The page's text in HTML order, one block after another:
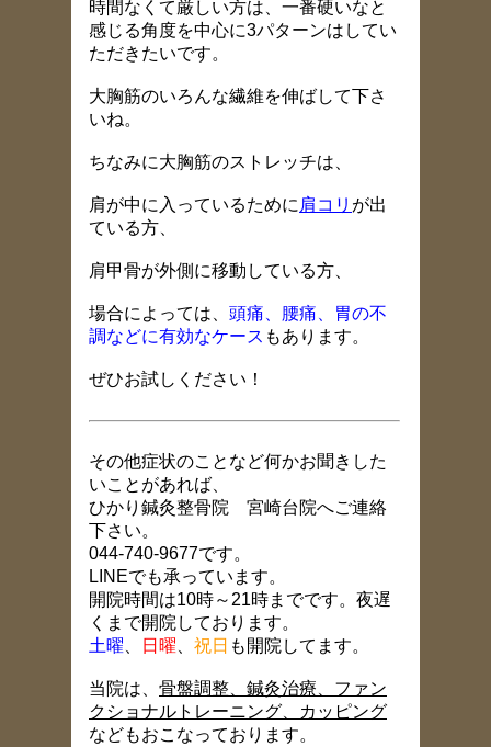
時間なくて厳しい方は、一番硬いなと
感じる角度を中心に3パターンはしてい
ただきたいです。
大胸筋のいろんな繊維を伸ばして下さ
いね。
ちなみに大胸筋のストレッチは、
肩が中に入っているために 肩コリ が出
ている方、
肩甲骨が外側に移動している方、
場合によっては、 頭痛、腰痛、胃の不
調などに有効なケース もあります。
ぜひお試しください！
その他症状のことなど何かお聞きした
いことがあれば、
ひかり鍼灸整骨院 宮崎台院へご連絡
下さい。
044-740-9677です。
LINEでも承っています。
開院時間は10時～21時までです。夜遅
くまで開院しております。
土曜
日曜 祝日 も開院してます。
当院は、 骨盤調整、鍼灸治療、ファン
クショナルトレーニング、カッピング
などもおこなっております。